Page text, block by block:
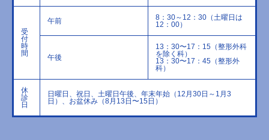
受
付
時
間
午前
8：30～12：30（土曜日は
12：00）
午後
13：30〜17：15（整形外科
を除く科）
13：30〜17：45（整形外
科）
休
診
日
日曜日、祝日、土曜日午後、年末年始（12月30日～1月3
日）、お盆休み（8月13日〜15日）